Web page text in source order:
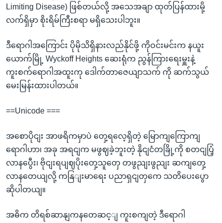
Limiting Disease) ဖြစ်တယ်လို့ အသေအချာ ထုတ်ပြန်ထားမို့
လက်ရှိမှာ စိုးရိမ်ကြီးစရာ မရှိသေးပါဘူး။
ဒီရောဂါအကြောင်း ပိုမိုသိရှိနားလည်နိုင်ဖို့ ကိုဝင်းမင်းက နယူး
ယောက်မြို့ Wyckoff Heights ဆေးရုံက ညွန်ကြားရေးမှူးနဲ့
ကူးစက်ရောဂါအထူးကု ဒေါက်တာဇေယျာသက် ကို ဆက်သွယ်
မေးမြန်းထားပါတယ်။
==Unicode ===
အစောပိုငျး အာဖရိကမှာပဲ တှေ့ရလေ့ရှိတဲ့ မြောကျကြောကျ
ရောဂါဟာ၊ အခု အရငျက မဖွဈခဲ့ဘူးတဲ့ နိုငျငံတခြို့ကို စတငျပြံ့
လာနပွေီး၊ ဗိုငျးရပျဈပိုးတှေ့သူတှေ တဖွညျးဖွညျး ဆကျတှေ့
လာနတေယျလို့ ကနြျးမာရေး ပညာရှငျတှကေ သတိပေးပွော
ဆိုပါတယျ။
အဓိက တိရစ်ဆာနျကနတေဆင့ျ ကူးစကျတဲ့ ဒီရောဂါ